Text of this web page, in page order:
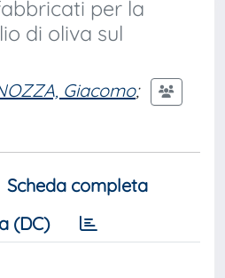
per la
di oliva sul
Giacomo;
Scheda completa
(DC)